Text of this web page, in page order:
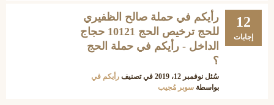
12
إجابات
رأيكم في حملة صالح الظفيري
للحج ترخيص الحج 10121 حجاج
الداخل - رأيكم في حملة الحج
؟
سُئل نوفمبر 12، 2019 في تصنيف رأيكم في
بواسطة سوبر مُجيب